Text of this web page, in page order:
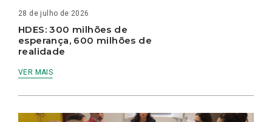
28 de julho de 2026
HDES: 300 milhões de
esperança, 600 milhões de
realidade
VER MAIS